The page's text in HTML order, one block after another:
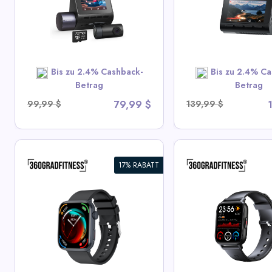
Bis zu 2.4% Cashback-
Betrag
99,99 $
79,99 $
Bis zu 2.4%
Betrag
139,99 $
Notaufzeichnung,
Superkondensator und 24
Stunden Überwachung
View All 70mai Deals
SHOP NOW
4G LTE
View All
SHOP
17% RABATT
360° FITSmartWatch PRO3
Smart
View All 360GradFitness
Deals
360° HYDRATED-
Trinkflasche
View All
Deals